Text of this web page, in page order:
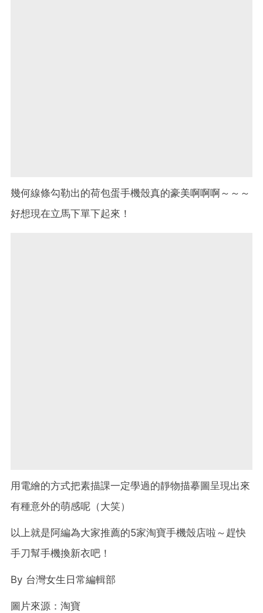
幾何線條勾勒出的荷包蛋手機殼真的豪美啊啊啊～～～
好想現在立馬下單下起來！
用電繪的方式把素描課一定學過的靜物描摹圖呈現出來
有種意外的萌感呢（大笑）
以上就是阿編為大家推薦的5家淘寶手機殼店啦～趕快
手刀幫手機換新衣吧！
By 台灣女生日常編輯部
圖片來源：淘寶